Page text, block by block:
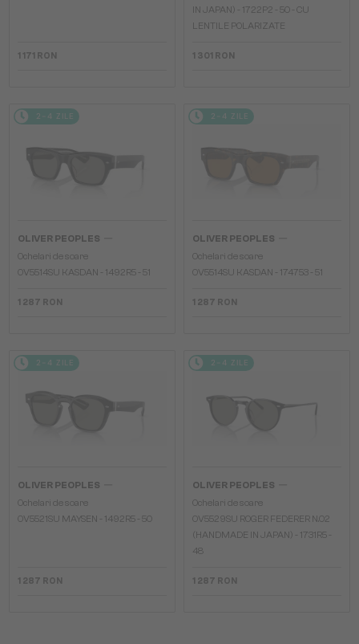
1 171 RON
IN JAPAN) - 1722P2 - 50 - CU
LENTILE POLARIZATE
1 301 RON
2-4 ZILE
OLIVER PEOPLES
Ochelari de soare
OV5514SU KASDAN - 1492R5 - 51
1 287 RON
2-4 ZILE
OLIVER PEOPLES
Ochelari de soare
OV5514SU KASDAN - 174753 - 51
1 287 RON
2-4 ZILE
OLIVER PEOPLES
Ochelari de soare
OV5521SU MAYSEN - 1492R5 - 50
1 287 RON
2-4 ZILE
OLIVER PEOPLES
Ochelari de soare
OV5529SU ROGER FEDERER N.02
(HANDMADE IN JAPAN) - 1731R5 -
48
1 287 RON